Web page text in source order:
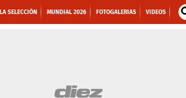
LA SELECCIÓN MUNDIAL 2026 FOTOGALERIAS VIDEOS